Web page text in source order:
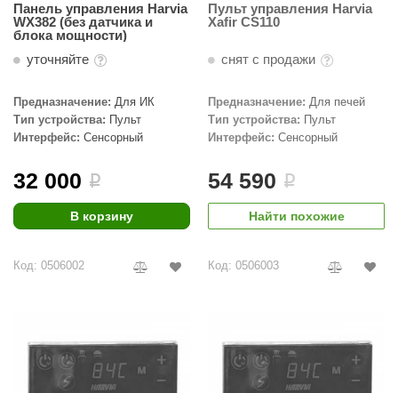
Термо
печи
тепла
Панель управления Harvia
WX382 (без датчика и
блока мощности)
уточняйте
Предназначение: Для ИК
Тип устройства: Пульт
Интерфейс: Сенсорный
32 000 i
В корзину
Пульт управления Harvia
Xafir CS110
снят с продажи
Предназначение: Для печей
Тип устройства: Пульт
Интерфейс: Сенсорный
54 590 i
Найти похожие
Код: 0506002 Код: 0506003